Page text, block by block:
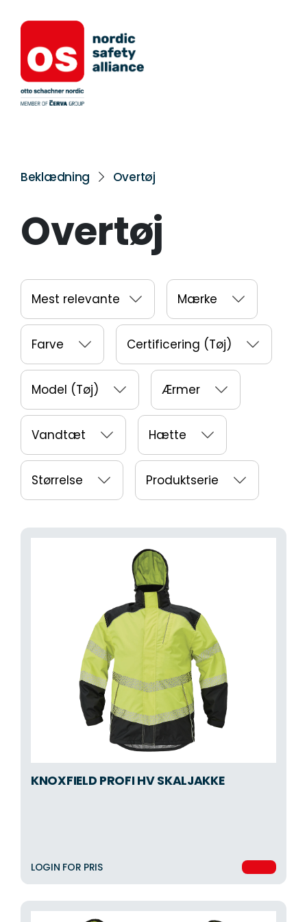
Beklædning Overtøj
Overtøj
Mest relevante Mærke
Farve Certificering (Tøj)
Model (Tøj) Ærmer
Vandtæt Hætte
Størrelse Produktserie
KNOXFIELD PROFI HV SKALJAKKE
LOGIN FOR PRIS